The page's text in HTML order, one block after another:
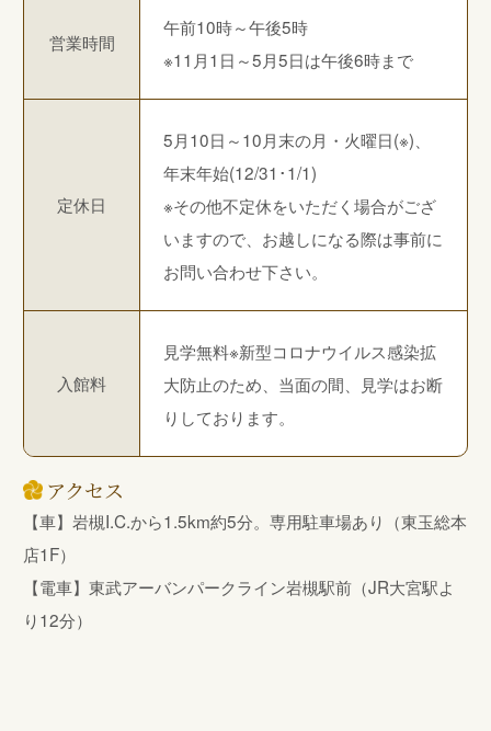
営業時間
午前10時～午後5時
※11月1日～5月5日は午後6時まで
定休日
5月10日～10月末の月・火曜日(※)、
年末年始(12/31･1/1)
※その他不定休をいただく場合がござ
いますので、お越しになる際は事前に
お問い合わせ下さい。
入館料
見学無料※新型コロナウイルス感染拡
大防止のため、当面の間、見学はお断
りしております。
アクセス
【車】岩槻I.C.から1.5km約5分。専用駐車場あり（東玉総本
店1F）
【電車】東武アーバンパークライン岩槻駅前（JR大宮駅よ
り12分）